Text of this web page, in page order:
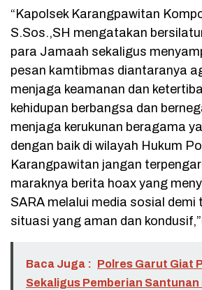
“Kapolsek Karangpawitan
S.Sos.,SH mengatakan
para Jamaah sekaligus
pesan kamtibmas diantaranya
menjaga keamanan dan
kehidupan berbangsa dan
menjaga kerukunan beragama
dengan baik di wilayah Hukum
Karangpawitan jangan
maraknya berita hoax yang
SARA melalui media sosial demi
situasi yang aman dan
Baca Juga : Polres Garut Giat
Sekaligus Pemberian Santunan